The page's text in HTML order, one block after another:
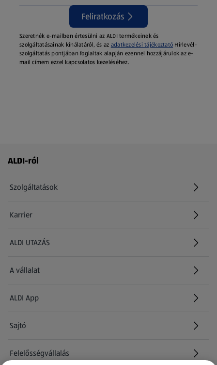
Feliratkozás
Szeretnék e-mailben értesülni az ALDI termékeinek és
szolgáltatásainak kínálatáról, és az adatkezelési tájékoztató Hírlevél-
szolgáltatás pontjában foglaltak alapján ezennel hozzájárulok az e-
mail címem ezzel kapcsolatos kezeléséhez.
Láblécmenü - további linkek
ALDI-ról
Szolgáltatások
Karrier
(új oldalon nyílik meg)
ALDI UTAZÁS
(új oldalon nyílik meg)
A vállalat
ALDI App
Sajtó
Felelősségvállalás